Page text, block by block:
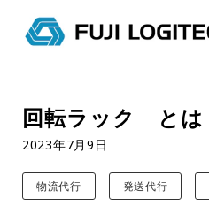
回転ラック とは
2023年7月9日
物流代行 発送代行